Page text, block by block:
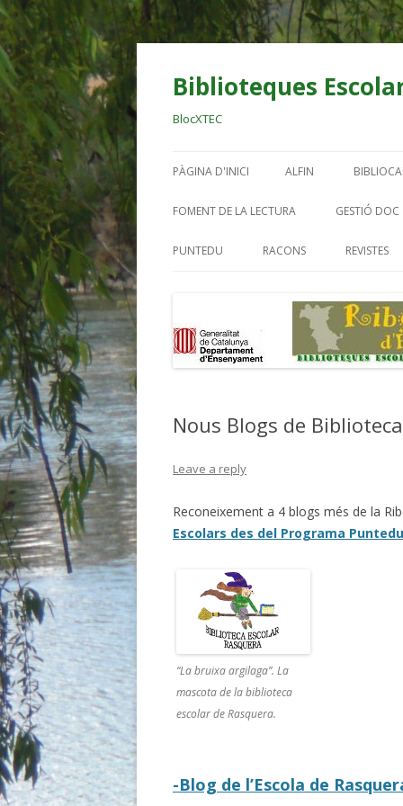
Biblioteques
BlocXTEC
PÀGINA D'INICI ALFIN
BIBLIO OCELLS
EINES DIGITALS BE
AL
BIBLIO.
BIBLIO.
BIBLIO.
FOMENT DE LA LECTURA GESTIÓ DOC
PUNTEDU RACONS REVISTES
Nous Blogs de
Leave a reply
Reconeixement a 4 blogs més de la
Escolars des del Programa
“La bruixa argilaga”. La
mascota de la biblioteca
escolar de Rasquera.
-Blog de l’Escola de